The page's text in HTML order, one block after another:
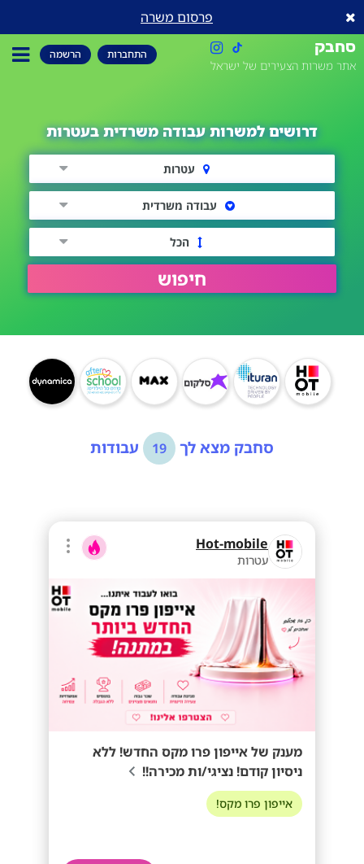
פרסום משרה
סחבק
אתר משרות הצעירים של ישראל
התחברות הרשמה
דרושים למשרות עבודה משרדית בעטרות
עטרות
עבודה משרדית
הכל
חיפוש
סחבק מצא לך 19 עבודות
Hot-mobile
עטרות
מענק של אייפון פרו מקס החדש! ללא
ניסיון קודם! נציגי/ות מכירה!!
אייפון פרו מקס!